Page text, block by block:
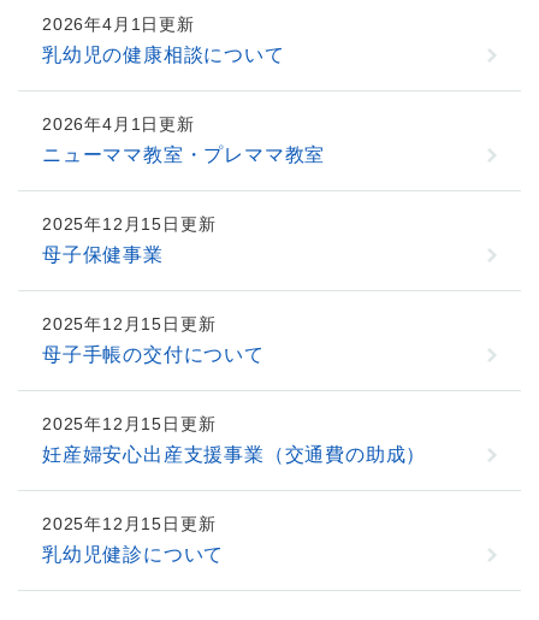
2026年4月1日更新
乳幼児の健康相談について
2026年4月1日更新
ニューママ教室・プレママ教室
2025年12月15日更新
母子保健事業
2025年12月15日更新
母子手帳の交付について
2025年12月15日更新
妊産婦安心出産支援事業（交通費の助成）
2025年12月15日更新
乳幼児健診について